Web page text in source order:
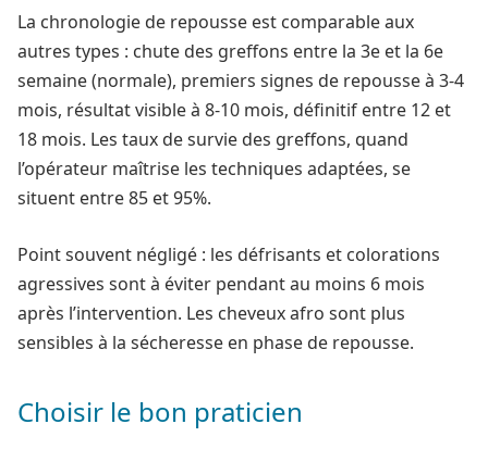
La chronologie de repousse est comparable aux
autres types : chute des greffons entre la 3e et la 6e
semaine (normale), premiers signes de repousse à 3-4
mois, résultat visible à 8-10 mois, définitif entre 12 et
18 mois. Les taux de survie des greffons, quand
l’opérateur maîtrise les techniques adaptées, se
situent entre 85 et 95%.
Point souvent négligé : les défrisants et colorations
agressives sont à éviter pendant au moins 6 mois
après l’intervention. Les cheveux afro sont plus
sensibles à la sécheresse en phase de repousse.
Choisir le bon praticien